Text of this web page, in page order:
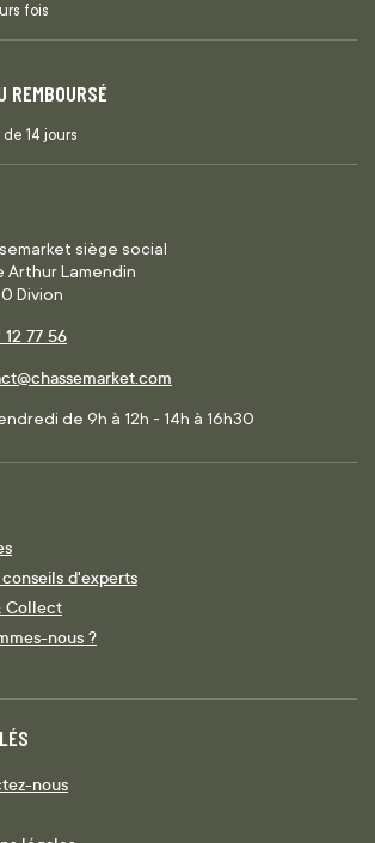
fois
REMBOURSÉ
14 jours
siège social
Arthur Lamendin
Divion
77 56
de 9h à 12h - 14h à 16h30
d'experts
Collect
nous ?
nous